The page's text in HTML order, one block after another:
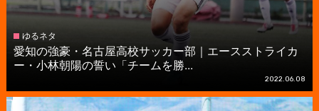
ゆるネタ
愛知の強豪・名古屋高校サッカー部｜エースストライカ
ー・小林朝陽の誓い「チームを勝...
2022.06.08